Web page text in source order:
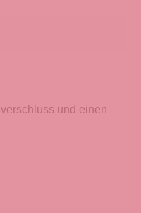
und einen